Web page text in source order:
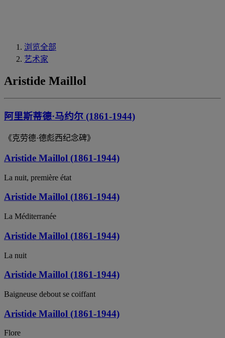
浏览全部
艺术家
Aristide Maillol
阿里斯蒂德·马约尔 (1861-1944)
《克劳德·德彪西纪念碑》
Aristide Maillol (1861-1944)
La nuit, première état
Aristide Maillol (1861-1944)
La Méditerranée
Aristide Maillol (1861-1944)
La nuit
Aristide Maillol (1861-1944)
Baigneuse debout se coiffant
Aristide Maillol (1861-1944)
Flore